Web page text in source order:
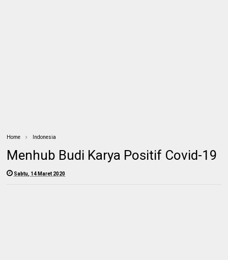
Home Indonesia
Menhub Budi Karya Positif Covid-19
Sabtu, 14 Maret 2020